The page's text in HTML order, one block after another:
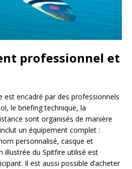
professionnel et
est encadré par des professionnels
le briefing technique, la
sont organisés de manière
un équipement complet :
personnalisé, casque et
illustrée du Spitfire utilisé est
Il est aussi possible d’acheter